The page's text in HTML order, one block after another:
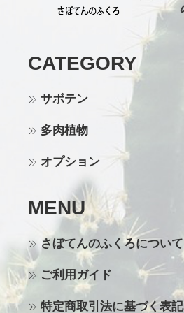
CATEGORY
サボテン
多肉植物
オプション
MENU
さぼてんのふくろについて
ご利用ガイド
特定商取引法に基づく表記